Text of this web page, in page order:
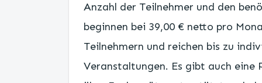
Anzahl der Teilnehmer und den
beginnen bei 39,00 € netto pro
Teilnehmern und reichen bis zu
Veranstaltungen. Es gibt auch